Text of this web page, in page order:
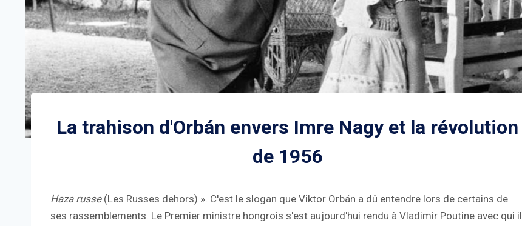
La trahison d'Orbán envers Imre Nagy et la révolution
de 1956
Haza russe(Les Russes dehors) ». C'est le slogan que Viktor Orbán a dû entendre lors de certains de
ses rassemblements. Le Premier ministre hongrois s'est aujourd'hui rendu à Vladimir Poutine avec qui il